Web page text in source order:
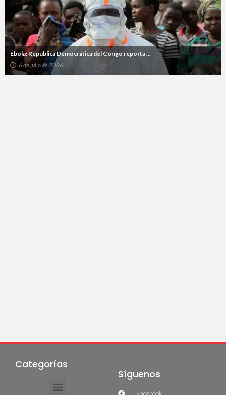
Ébola: República Democrática del Congo reporta ...
6 de julio de 2026
Categorías
Síguenos
Facebook